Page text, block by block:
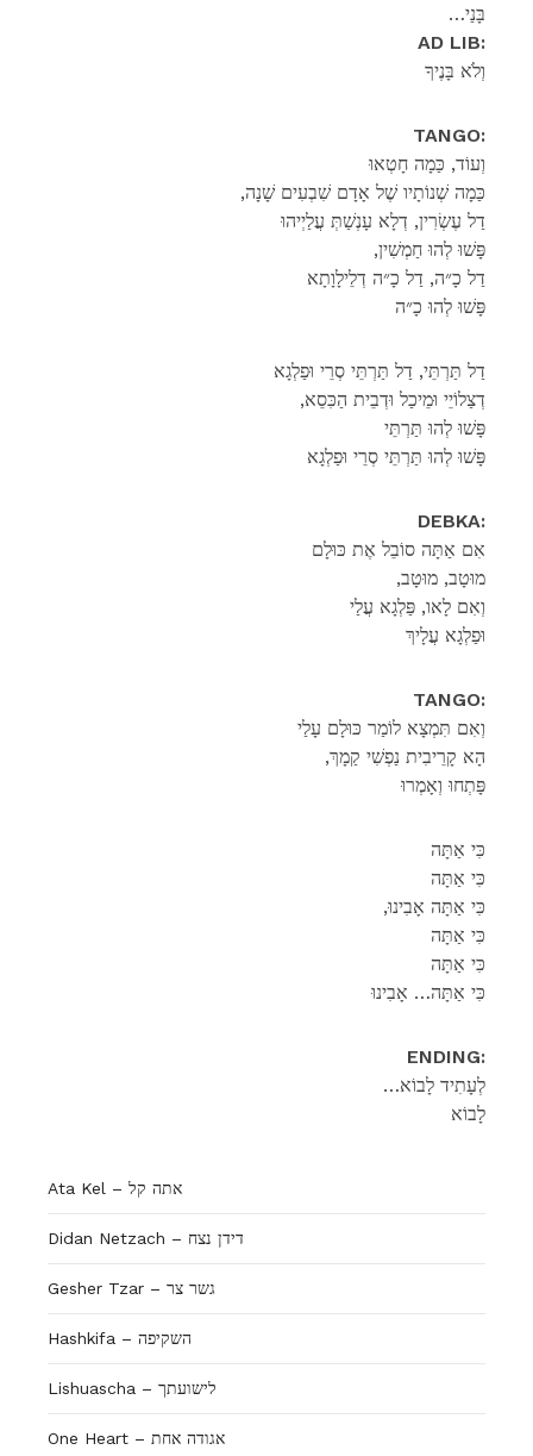
…בָּנַי
AD LIB:
וְלֹא בָּנֶיךָ
TANGO:
וְעוֹד, כַּמָה חָטְאוּ
,כַּמָה שְׁנוֹתָיו שֶׁל אָדָם שִׁבְעִים שָׁנָה
דַל עֶשְׂרִין, דְלָא עָנְשַׁתְּ עֲלַיְיהוּ
,פָּשׁוּ לְהוּ חַמְשִׁין
דַל כָ״ה, דַל כָ״ה דְלֵילָוָתָא
פָּשׁוּ לְהוּ כָ״ה
דַל תַּרְתֵּי, דַל תַּרְתֵּי סְרֵי וּפַלְגָא
,דְצַלוֹיֵי וּמֵיכַל וּדְבֵית הַכִּסֵא
פָּשׁוּ לְהוּ תַּרְתֵּי
פָּשׁוּ לְהוּ תַּרְתֵּי סְרֵי וּפַלְגָא
DEBKA:
אִם אַתָּה סוֹבֵל אֶת כּוּלָם
,מוּטָב, מוּטָב
וְאִם לָאו, פַּלְגָא עֲלַי
וּפַלְגָא עֲלָיךְ
TANGO:
וְאִם תִּמְצָא לוֹמַר כּוּלָם עָלַי
,הָא קָרֵיבִית נַפְשִׁי קַמָךְ
פָּתְחוּ וְאָמְרוּ
כִּי אַתָּה
כִּי אַתָּה
,כִּי אַתָּה אָבִינוּ
כִּי אַתָּה
כִּי אַתָּה
כִּי אַתָּה… אָבִינוּ
ENDING:
…לְעָתִיד לָבוֹא
לָבוֹא
Ata Kel – אתה קל
Didan Netzach – דידן נצח
Gesher Tzar – גשר צר
Hashkifa – השקיפה
Lishuascha – לישועתך
One Heart – אגודה אחת